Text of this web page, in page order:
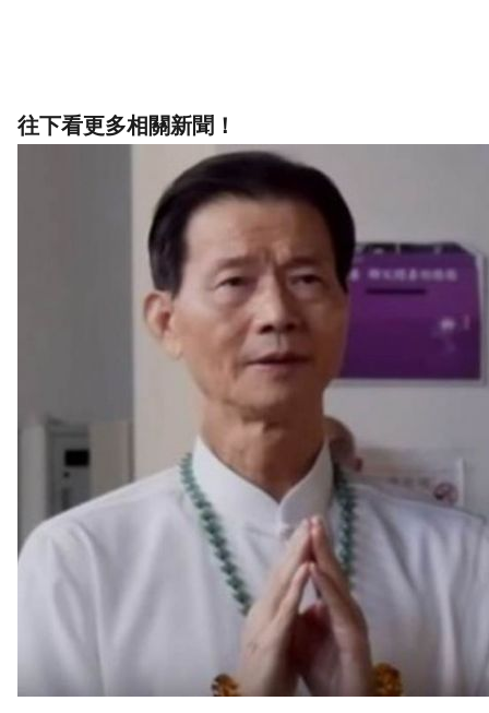
往下看更多相關新聞！